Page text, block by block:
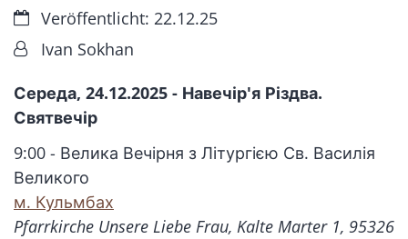
Datum:Veröffentlicht: 22.12.25
Von:Ivan Sokhan
Середа, 24.12.2025 - Навечір'я Різдва.
Святвечір
9:00 - Велика Вечірня з Літургією Св. Василія
Великого
м. Кульмбах
Pfarrkirche Unsere Liebe Frau, Kalte Marter 1, 95326